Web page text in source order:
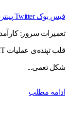
فیس بوک Twitter
تعمیرات سرور:
شکل تعمی...
ادامه مطلب